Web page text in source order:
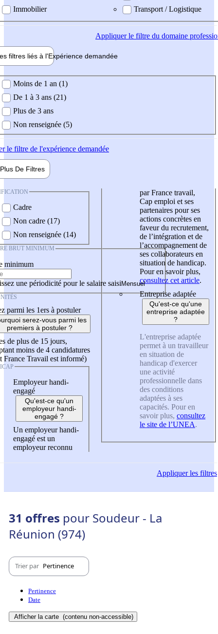
Immobilier
Transport / Logistique
Appliquerle filtre du domaine
filtres liés à l'Expérience demandée
demandée
Moins de 1 an (1)
De 1 à 3 ans (21)
Plus de 3 ans
Non renseignée (5)
le filtre de l'expérience demandée
Plus De Filtres
Cadre
Non cadre (17)
Non renseignée (14)
BRUT MINIMUM
minimum
une périodicité pour le salaire saisi
parmi les 1ers à postuler
serez-vous parmi les
premiers à postuler ?
de plus de 15 jours,
moins de 4 candidatures
France Travail est informé)
Employeur handi-
engagé
Qu'est-ce qu'un
employeur handi-
engagé ?
Un employeur handi-
engagé est un
employeur reconnu
par France travail,
Cap emploi et ses
partenaires pour ses
actions concrètes en
faveur du recrutement,
de l’intégration et de
l’accompagnement de
ses collaborateurs en
situation de handicap.
Pour en savoir plus,
consultez cet article.
Entreprise adaptée
Qu'est-ce qu'une
entreprise adaptée
?
L'entreprise adaptée
permet à un travailleur
en situation de
handicap d'exercer
une activité
professionnelle dans
des conditions
adaptées à ses
capacités. Pour en
savoir plus, consultez
le site de l’UNEA.
Appliquerles filtres
31 offres pour Soudeur - La
Réunion (974)
Trier par Pertinence
Pertinence
Date
Afficher la carte (contenu non-accessible)